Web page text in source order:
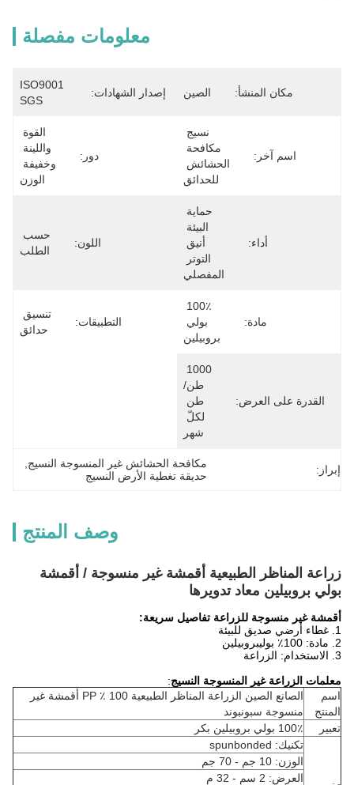
معلومات مفصلة
مكان المنشأ: الصين إصدار الشهادات:
ISO9001
SGS
اسم آخر:
للحدائق
دور:
الوزن
أداء:
المفصلي
اللون:
الطلب
مادة:
بروبيلين
التطبيقات:
حدائق
القدرة على العرض:
طن/
شهر
إبراز: مكافحة الحشائش غير المنسوجة النسيج
حديقة تغطية الأرض النسيج
وصف المنتج
زراعة المناظر الطبيعية أقمشة غير منسوجة / أقمشة
بولي بروبيلين معاد تدويرها
أقمشة غير منسوجة للزراعة تفاصيل سريعة:
1. غطاء أرضي صديق للبيئة
2. مادة: 100٪ بوليبروبيلين
3. الاستخدام: الزراعة
معلمات الزراعة غير المنسوجة النسيج:
اسم
المنتج
الصانع الصين الزراعة المناظر الطبيعية 100 ٪ PP أقمشة غير
منسوجة سبونبوند
تعبير
100٪ بولي بروبيلين بكر
تكنيك: spunbonded
الوزن: 10 جم - 70 جم
العرض: 2 سم - 32 م